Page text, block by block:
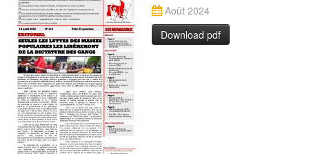
Août 2024
Download pdf